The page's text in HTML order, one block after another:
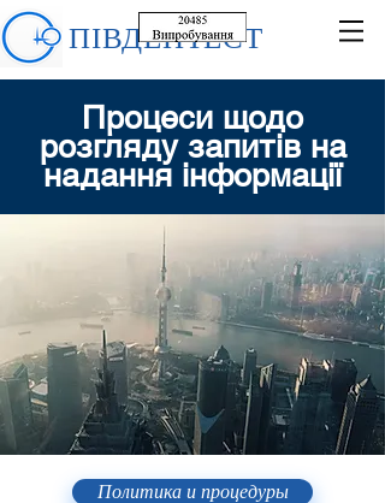
ПІВДЕНТЕСТ
Процеси щодо
розгляду запитів на
надання інформації
Политика и процедуры